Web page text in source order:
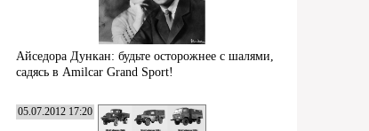
Айседора Дункан: будьте осторожнее с шалями,
садясь в Amilcar Grand Sport!
05.07.2012 17:20